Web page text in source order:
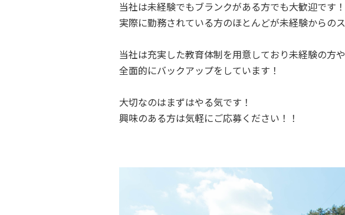
当社は未経験でもブランクがある方でも大歓迎です！
実際に勤務されている方のほとんどが未経験からの
当社は充実した教育体制を用意しており未経験の方
全面的にバックアップをしています！
大切なのはまずはやる気です！
興味のある方は気軽にご応募ください！！